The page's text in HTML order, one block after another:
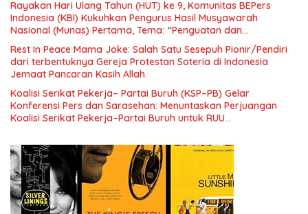
Rayakan Hari Ulang Tahun (HUT) ke 9, Komunitas BEPers
Indonesia (KBI) Kukuhkan Pengurus Hasil Musyawarah
Nasional (Munas) Pertama, Tema: “Penguatan dan
Pengembangan Organisasi KBI yang Berbasis Riset di seluruh
Indonesia dan Mancanegara”.
Rest In Peace Mama Joke: Salah Satu Sesepuh Pionir/Pendiri
dari terbentuknya Gereja Protestan Soteria di Indonesia
Jemaat Pancaran Kasih Allah.
Koalisi Serikat Pekerja– Partai Buruh (KSP–PB) Gelar
Konferensi Pers dan Sarasehan: Menuntaskan Perjuangan
Koalisi Serikat Pekerja–Partai Buruh untuk RUU